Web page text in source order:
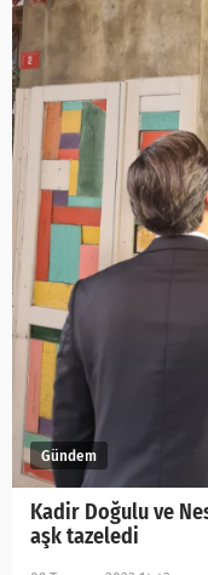
Kadir Doğulu ve
aşk tazeledi